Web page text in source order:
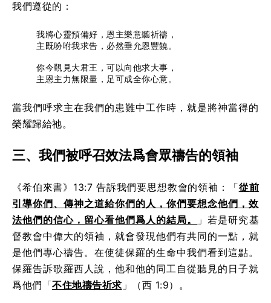
我們遵從的：
我將心靈預備好，恩主樂意聽祈禱，
主既吩咐我求告，必然垂允恩豐饒。
你今覲見大君王，可以向他求大事，
主恩主力無限量，足可成全你心意。
當我們呼求主在我們的患難中工作時，就是將神當得的
榮耀歸給祂。
三、我們被呼召效法爲會眾禱告的領袖
《希伯來書》13:7 告訴我們要思想教會的領袖：「從前
引導你們、傳神之道給你們的人，你們要想念他們，效
法他們的信心，留心看他們爲人的結局。
」若是研究基
督教會中偉大的領袖，就會發現他們有共同的一點，就
是他們專心禱告。在使徒保羅的生命中我們看到這點。
保羅告訴歌羅西人說，他和他的同工自從聽見的日子就
爲他們「不住地禱告祈求」（西 1:9）。